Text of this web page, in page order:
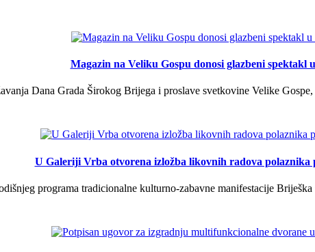
Magazin na Veliku Gospu donosi glazbeni spektakl
Dana Grada Širokog Brijega i proslave svetkovine Velike
U Galeriji Vrba otvorena izložba likovnih radova polaznika
programa tradicionalne kulturno-zabavne manifestacije